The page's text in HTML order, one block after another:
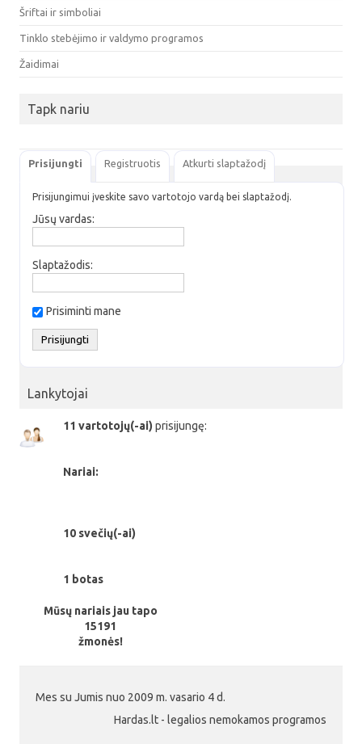
Šriftai ir simboliai
Tinklo stebėjimo ir valdymo programos
Žaidimai
Tapk nariu
Prisijungti Registruotis Atkurti slaptažodį
Prisijungimui įveskite savo vartotojo vardą bei slaptažodį.
Jūsų vardas:
Slaptažodis:
Prisiminti mane
Lankytojai
11 vartotojų(-ai) prisijungę:
Nariai:
10 svečių(-ai)
1 botas
Mūsų nariais jau tapo
15191
žmonės!
Mes su Jumis nuo 2009 m. vasario 4 d.
Hardas.lt - legalios nemokamos programos